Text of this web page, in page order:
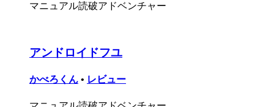
マニュアル読破アドベンチャー
アンドロイドフユ
かべろくん • レビュー